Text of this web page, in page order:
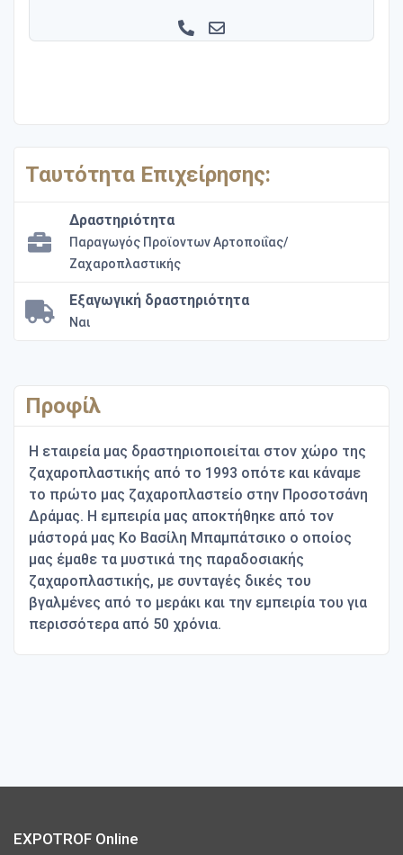
Ταυτότητα Επιχείρησης:
Δραστηριότητα
Παραγωγός Προϊοντων Αρτοποιΐας/
Ζαχαροπλαστικής
Εξαγωγική δραστηριότητα
Ναι
Προφίλ
Η εταιρεία μας δραστηριοποιείται στον χώρο της
ζαχαροπλαστικής από το 1993 οπότε και κάναμε
το πρώτο μας ζαχαροπλαστείο στην Προσοτσάνη
Δράμας. Η εμπειρία μας αποκτήθηκε από τον
μάστορά μας Κο Βασίλη Μπαμπάτσικο ο οποίος
μας έμαθε τα μυστικά της παραδοσιακής
ζαχαροπλαστικής, με συνταγές δικές του
βγαλμένες από το μεράκι και την εμπειρία του για
περισσότερα από 50 χρόνια.
EXPOTROF Online